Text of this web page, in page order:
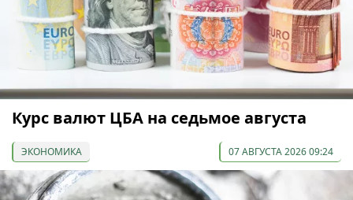
Курс валют ЦБА на седьмое августа
ЭКОНОМИКА 07 АВГУСТА 2026 09:24